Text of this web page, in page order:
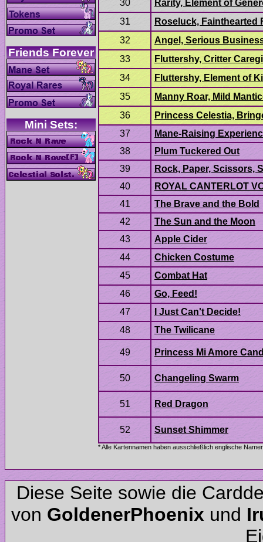
Diese Seite sowie die
von
und